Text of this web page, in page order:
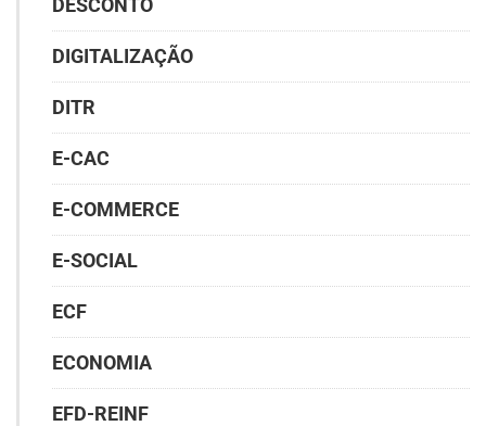
DESCONTO
DIGITALIZAÇÃO
DITR
E-CAC
E-COMMERCE
E-SOCIAL
ECF
ECONOMIA
EFD-REINF